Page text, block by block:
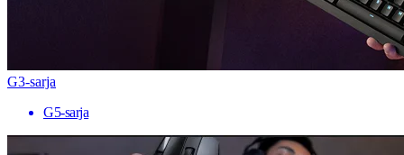
G3-sarja
G5-sarja